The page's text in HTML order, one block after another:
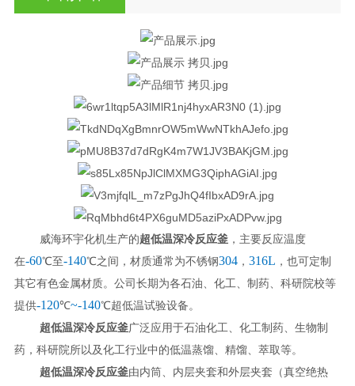
威海环宇化机生产的超低温深冷反应釜，主要反应温度
在-60℃至-140℃之间，材质通常为不锈钢304， 316L ，也可定制
其它有色金属材质。公司长期为各石油、化工、制药、科研院校等
提供-120℃~-140℃超低温试验设备。
超低温深冷反应釜广泛应用于石油化工、化工制药、生物制
药， 科研院所以 及化工行业中的低温蒸馏、精馏、萃取等。
超低温深冷反应釜由内筒、内层夹套和外层夹套（真空绝热